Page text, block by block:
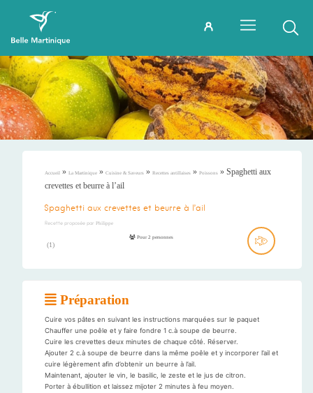
Accueil » La Martinique » Cuisine & Saveurs » Recettes antillaises » Poissons » Spaghetti aux
crevettes et beurre à l’ail
Spaghetti aux crevettes et beurre à l’ail
Recette proposée par Philippe
(1)
Pour 2 personnes
Préparation
Cuire vos pâtes en suivant les instructions marquées sur le paquet
Chauffer une poêle et y faire fondre 1 c.à soupe de beurre.
Cuire les crevettes deux minutes de chaque côté. Réserver.
Ajouter 2 c.à soupe de beurre dans la même poêle et y incorporer l’ail et
cuire légèrement afin d’obtenir un beurre à l’ail.
Maintenant, ajouter le vin, le basilic, le zeste et le jus de citron.
Porter à ébullition et laissez mijoter 2 minutes à feu moyen.